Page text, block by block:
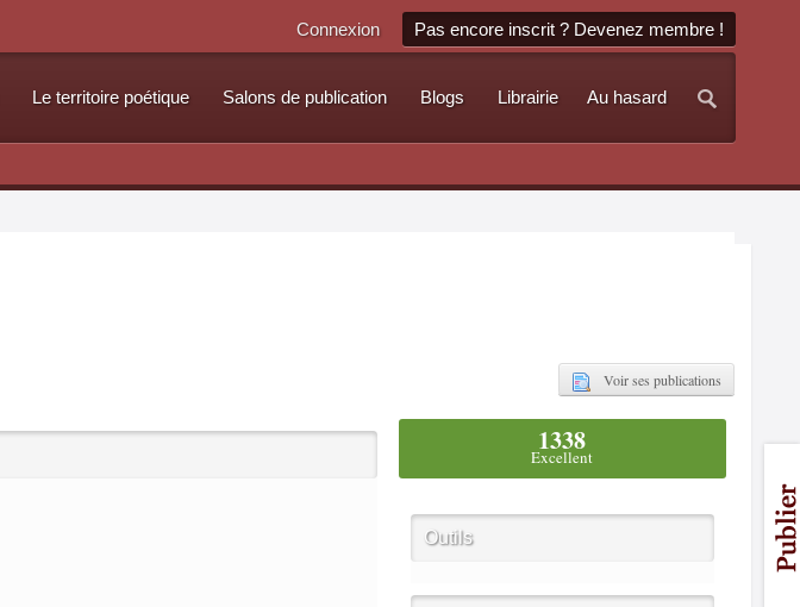
Connexion Pas encore inscrit ? Devenez membre !
Au hasard
Le territoire poétique Salons de publication Blogs Librairie
Voir ses publications
1338
Excellent
Outils